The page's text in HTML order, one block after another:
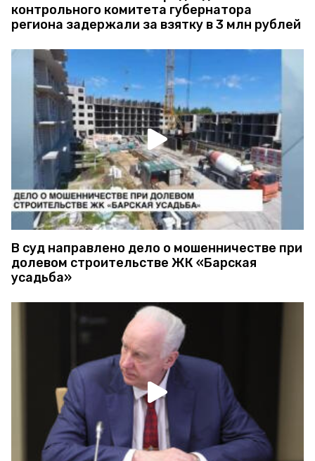
контрольного комитета губернатора
региона задержали за взятку в 3 млн рублей
В суд направлено дело о мошенничестве при
долевом строительстве ЖК «Барская
усадьба»